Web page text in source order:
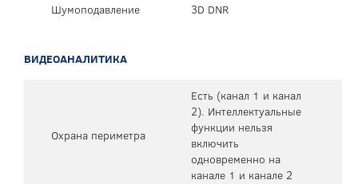
Шумоподавление 3D DNR
ВИДЕОАНАЛИТИКА
Охрана периметра
Есть (канал 1 и канал
2). Интеллектуальные
функции нельзя
включить
одновременно на
канале 1 и канале 2